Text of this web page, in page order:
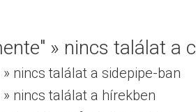
» nincs találat a
nincs találat a sidepipe-ban
nincs találat a hírekben